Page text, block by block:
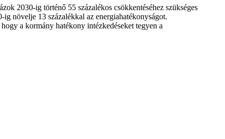
2030-ig történő 55 százalékos csökkentéséhez szükséges
növelje 13 százalékkal az energiahatékonyságot.
a kormány hatékony intézkedéseket tegyen a